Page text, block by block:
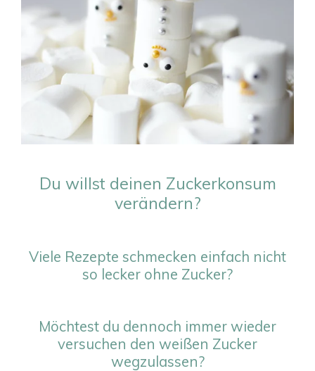
Du willst deinen Zuckerkonsum
verändern?
Viele Rezepte schmecken einfach nicht
so lecker ohne Zucker?
Möchtest du dennoch immer wieder
versuchen den weißen Zucker
wegzulassen?